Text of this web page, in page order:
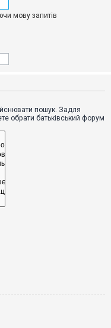
мову запитів
пошук. Задля
обрати батьківський форум